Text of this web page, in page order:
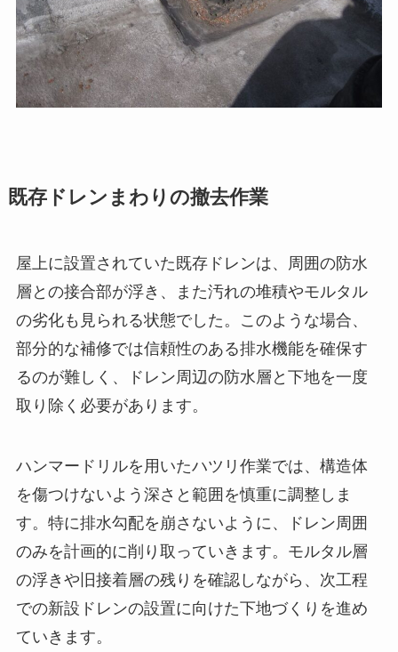
既存ドレンまわりの撤去作業
屋上に設置されていた既存ドレンは、周囲の防水
層との接合部が浮き、また汚れの堆積やモルタル
の劣化も見られる状態でした。このような場合、
部分的な補修では信頼性のある排水機能を確保す
るのが難しく、ドレン周辺の防水層と下地を一度
取り除く必要があります。
ハンマードリルを用いたハツリ作業では、構造体
を傷つけないよう深さと範囲を慎重に調整しま
す。特に排水勾配を崩さないように、ドレン周囲
のみを計画的に削り取っていきます。モルタル層
の浮きや旧接着層の残りを確認しながら、次工程
での新設ドレンの設置に向けた下地づくりを進め
ていきます。